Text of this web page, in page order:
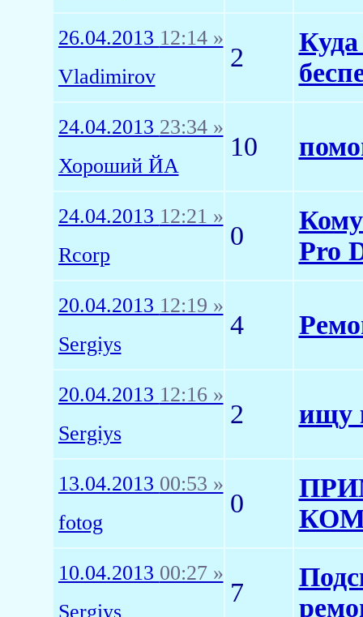
26.04.2013 12:14 »
Vladimirov
2
24.04.2013 23:34 »
Хороший ЙА
10
24.04.2013 12:21 »
Rcorp
0
Pro
20.04.2013 12:19 »
Sergiys
4
20.04.2013 12:16 »
Sergiys
2 ищу
13.04.2013 00:53 »
fotog
0
10.04.2013 00:27 »
Sergiys
7